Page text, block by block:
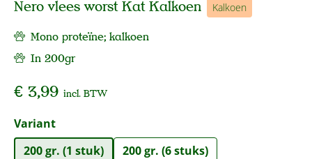
Nero vlees worst Kat Kalkoen Kalkoen
Mono proteïne; kalkoen
In 200gr
€ 3,99 incl. BTW
Selecteer
Variant
200 gr. (1 stuk)
200 gr. (6 stuks)